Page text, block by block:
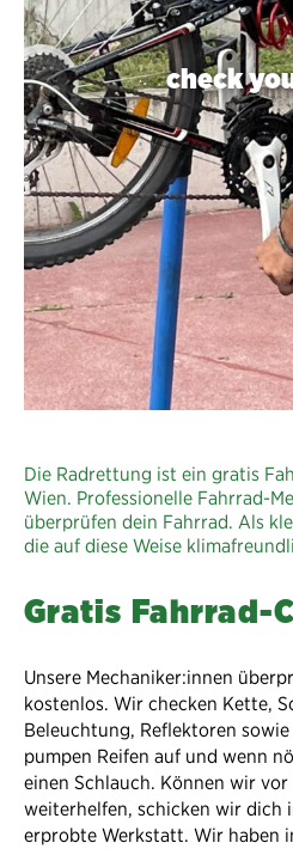
check
Die Radrettung ist ein gratis
Wien. Professionelle Fahrrad-
überprüfen dein Fahrrad. Als
die auf diese Weise
Gratis Fahrrad-
Unsere Mechaniker:innen
kostenlos. Wir checken Kette,
Beleuchtung, Reflektoren
pumpen Reifen auf und wenn
einen Schlauch. Können wir
weiterhelfen, schicken wir dich
erprobte Werkstatt. Wir haben